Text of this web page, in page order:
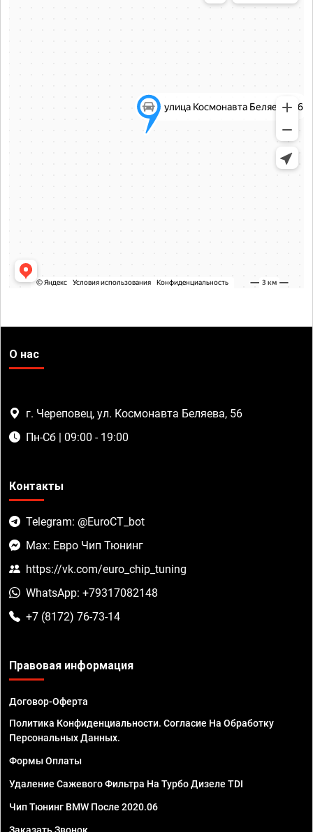
О нас
г. Череповец, ул. Космонавта Беляева, 56
Пн-Сб | 09:00 - 19:00
Контакты
Telegram: @EuroCT_bot
Max: Евро Чип Тюнинг
https://vk.com/euro_chip_tuning
WhatsApp: +79317082148
+7 (8172) 76-73-14
Правовая информация
Договор-Оферта
Политика Конфиденциальности. Согласие На Обработку
Персональных Данных.
Формы Оплаты
Удаление Сажевого Фильтра На Турбо Дизеле TDI
Чип Тюнинг BMW После 2020.06